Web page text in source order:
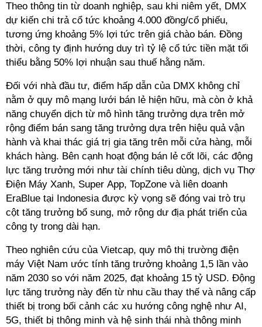
Theo thông tin từ doanh nghiệp, sau khi niêm yết, DMX
dự kiến chi trả cổ tức khoảng 4.000 đồng/cổ phiếu,
tương ứng khoảng 5% lợi tức trên giá chào bán. Đồng
thời, công ty định hướng duy trì tỷ lệ cổ tức tiền mặt tối
thiểu bằng 50% lợi nhuận sau thuế hằng năm.
Đối với nhà đầu tư, điểm hấp dẫn của DMX không chỉ
nằm ở quy mô mạng lưới bán lẻ hiện hữu, mà còn ở khả
năng chuyển dịch từ mô hình tăng trưởng dựa trên mở
rộng điểm bán sang tăng trưởng dựa trên hiệu quả vận
hành và khai thác giá trị gia tăng trên mỗi cửa hàng, mỗi
khách hàng. Bên cạnh hoạt động bán lẻ cốt lõi, các động
lực tăng trưởng mới như tài chính tiêu dùng, dịch vụ Thợ
Điện Máy Xanh, Super App, TopZone và liên doanh
EraBlue tại Indonesia được kỳ vọng sẽ đóng vai trò trụ
cột tăng trưởng bổ sung, mở rộng dư địa phát triển của
công ty trong dài hạn.
Theo nghiên cứu của Vietcap, quy mô thị trường điện
máy Việt Nam ước tính tăng trưởng khoảng 1,5 lần vào
năm 2030 so với năm 2025, đạt khoảng 15 tỷ USD. Động
lực tăng trưởng này đến từ nhu cầu thay thế và nâng cấp
thiết bị trong bối cảnh các xu hướng công nghệ như AI,
5G, thiết bị thông minh và hệ sinh thái nhà thông minh